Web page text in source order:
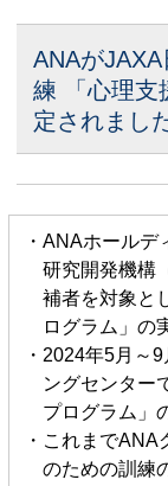
ANAが
練
「心理
定されまし
・ANAホール
研究開発機構
補者を対象と
ログラム」の
・2024年5月～
ングセンター
プログラム」
・これまで
のための訓練